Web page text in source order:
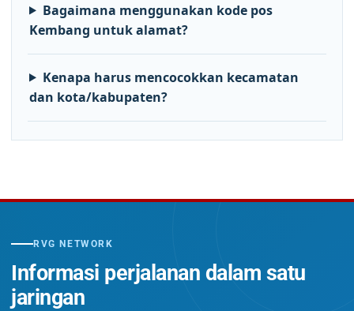
Bagaimana menggunakan kode pos
Kembang untuk alamat?
Kenapa harus mencocokkan kecamatan
dan kota/kabupaten?
RVG NETWORK
Informasi perjalanan dalam satu
jaringan